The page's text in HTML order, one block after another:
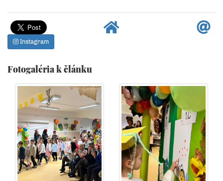
Instagram
Fotogaléria k článku